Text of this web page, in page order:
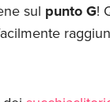
sul punto G!